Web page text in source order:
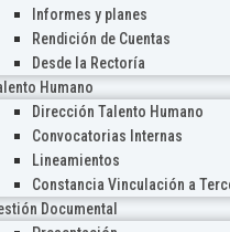
Informes y planes
Rendición de Cuentas
Desde la Rectoría
Humano
Dirección Talento Humano
Convocatorias Internas
Lineamientos
Constancia Vinculación a
Documental